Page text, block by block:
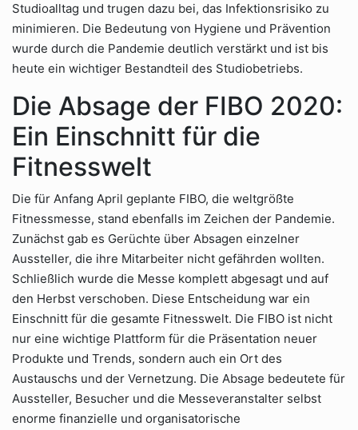
Studioalltag und trugen dazu bei, das Infektionsrisiko zu
minimieren. Die Bedeutung von Hygiene und Prävention
wurde durch die Pandemie deutlich verstärkt und ist bis
heute ein wichtiger Bestandteil des Studiobetriebs.
Die Absage der FIBO 2020:
Ein Einschnitt für die
Fitnesswelt
Die für Anfang April geplante FIBO, die weltgrößte
Fitnessmesse, stand ebenfalls im Zeichen der Pandemie.
Zunächst gab es Gerüchte über Absagen einzelner
Aussteller, die ihre Mitarbeiter nicht gefährden wollten.
Schließlich wurde die Messe komplett abgesagt und auf
den Herbst verschoben. Diese Entscheidung war ein
Einschnitt für die gesamte Fitnesswelt. Die FIBO ist nicht
nur eine wichtige Plattform für die Präsentation neuer
Produkte und Trends, sondern auch ein Ort des
Austauschs und der Vernetzung. Die Absage bedeutete für
Aussteller, Besucher und die Messeveranstalter selbst
enorme finanzielle und organisatorische